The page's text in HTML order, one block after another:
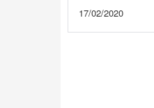
17/02/2020